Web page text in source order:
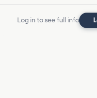
Log in to see full info